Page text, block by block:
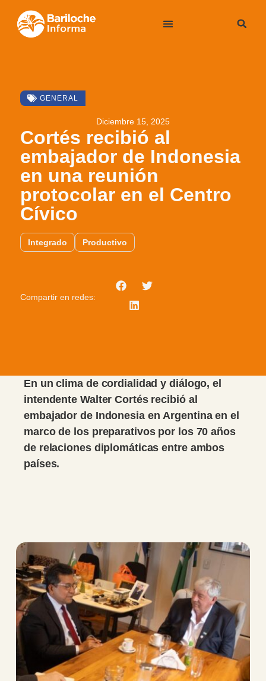
GENERAL
Diciembre 15, 2025
Cortés recibió al
embajador de Indonesia
en una reunión
protocolar en el Centro
Cívico
Integrado Productivo
Compartir en redes:
En un clima de cordialidad y diálogo, el
intendente Walter Cortés recibió al
embajador de Indonesia en Argentina en el
marco de los preparativos por los 70 años
de relaciones diplomáticas entre ambos
países.